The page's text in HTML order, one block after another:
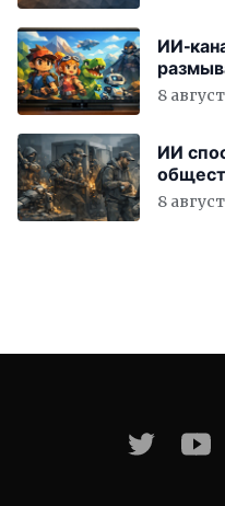
ИИ-
8
ИИ
всём
8